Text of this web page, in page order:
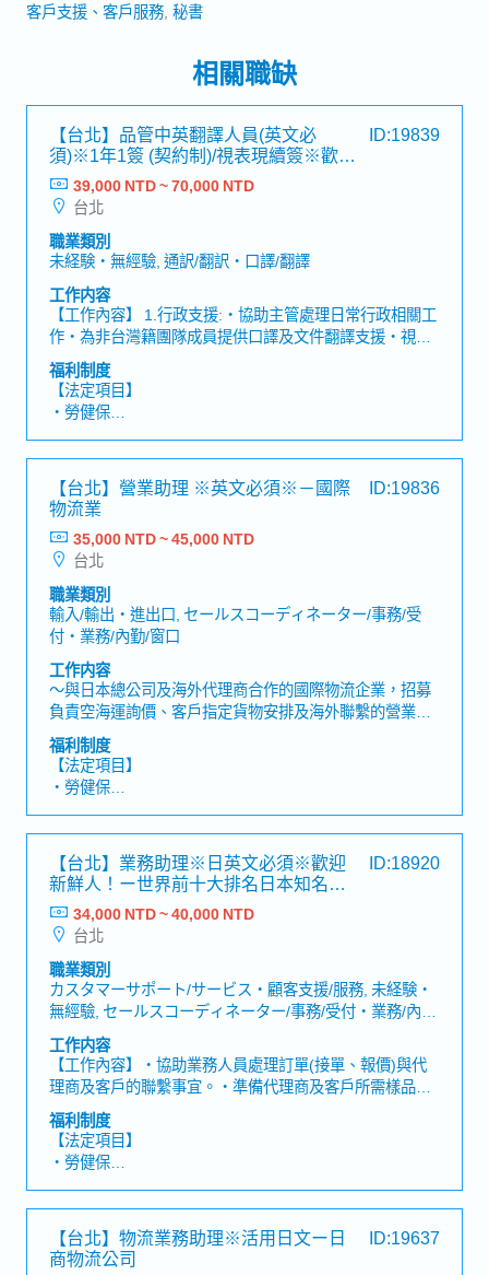
客戶支援、客戶服務 秘書
相關職缺
【台北】品管中英翻譯人員(英文必
須)※1年1簽 (契約制)/視表現續簽※歡迎
新鮮人－知名日系專案工程
ID:19839
39,000 NTD ~ 70,000 NTD
台北
職業類別
未経験・無經驗, 通訳/翻訳・口譯/翻譯
工作内容
【工作內容】 1.行政支援:・協助主管處理日常行政相關工
作・為非台灣籍團隊成員提供口譯及文件翻譯支援・視需
求參與與業主、供應商及其他相關單位的會議，並擔任會
議口譯。 2.品質文件支援:・審查 EQP、檢驗程序手冊・
追蹤供應商提交製造紀錄及品質相關文件的進度・審查、
彙整並整理品質紀錄，提交給業主。【職缺魅力】・參與
大型發電廠專案建設，透過專案執行，實際支持台灣電力
基礎建設發展，工作成果具明確社會價值與影響力・可直
接參與設備品質管理作業，深入了解品管工作對工程進度
及專案成果之影響，親身體會自身工作與專案推動成果間
的連結・擔任品管團隊之間的重要溝通窗口，直接參與跨
國協作與決策執行・與現場工程團隊、供應商及日本總公
司等多方關係人密切合作，累積專案協調與溝通管理能力
福利制度
【法定項目】
・勞健保
・各種休假（特別休假、婚假、喪假、生理假、產檢假、
陪產假、產假、育嬰假）
・退休金
【公司福利】
・獎金 (年中/年終) *6月12月分發，過往平均約2個月
・員工健康檢查津貼
・伙食津貼 (含在薪資內)
・通勤津貼
【台北】營業助理 ※英文必須※－國際
物流業
ID:19836
35,000 NTD ~ 45,000 NTD
台北
職業類別
輸入/輸出・進出口, セールスコーディネーター/事務/受
付・業務/內勤/窗口
工作内容
～與日本總公司及海外代理商合作的國際物流企業，招募
負責空海運詢價、客戶指定貨物安排及海外聯繫的營業助
理～【工作內容】・協助業務人員及客戶經理處理日常業
務・處理客戶指定貨物及出貨相關作業・回覆既有客戶的
需求・處理空運及海運詢價、報價作業・以Email為主與海
外代理商進行聯繫及協調・建立及管理客戶信用額度・建
立及維護新客戶資料與相關紀錄・與公司內部相關部門聯
繫並確認作業進度【魅力】・可透過與海外代理商聯繫，
累積國際貿易及空海運實務知識。【產品／服務內容】・
國際物流服務・空運及海運服務・貨物運輸及進出口相關
服務
福利制度
【法定項目】
・勞健保
・各種休假（特別休假、婚假、喪假、生理假、產檢假、
陪產假、產假、育嬰假）
・退休金
【公司福利】
＜法定＞
※依照日本法律規定
・社會保險(健康保險、雇用保險、勞災保險、厚生年金保
險)
＜公司福利＞
・年終獎金
・業務津貼
・伙食津貼
・特別津貼
・員工旅遊
【台北】業務助理※日英文必須※歡迎
新鮮人！ー世界前十大排名日本知名連
接器大廠
ID:18920
34,000 NTD ~ 40,000 NTD
台北
職業類別
カスタマーサポート/サービス・顧客支援/服務, 未経験・
無經驗, セールスコーディネーター/事務/受付・業務/內
勤/窗口
工作内容
【工作內容】・協助業務人員處理訂單(接單、報價)與代
理商及客戶的聯繫事宜。・準備代理商及客戶所需樣品及
文件，電話及e-mail回覆並確認相關問題需求。・保持與
客戶、代理商及海外各據點間之聯繫，電話及e-mail回覆
並確認及調整交貨日期。・協助業務人員控管出貨，並處
理出貨相關文件作業。・負責追蹤工廠生產及協調出貨進
度，並隨時掌控進度。・協助業務人員處理銷售業務相關
作業。・其他主管及業務交辦事項。【組織人數】52名
福利制度
【法定項目】
・勞健保
・各種休假（特別休假、婚假、喪假、生理假、產檢假、
陪產假、產假、育嬰假）
・退休金
【台北】物流業務助理※活用日文ー日
商物流公司
ID:19637